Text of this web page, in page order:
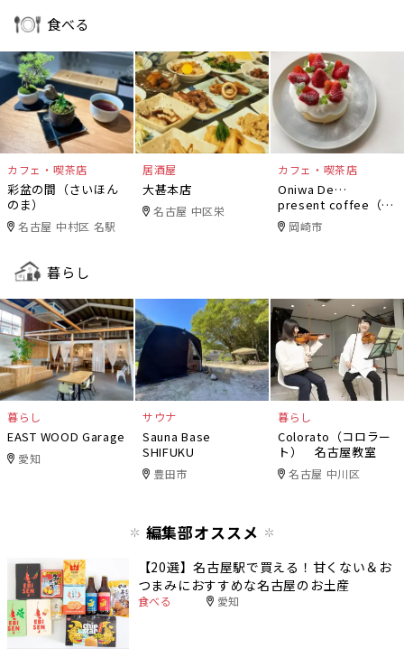
食べる
カフェ・喫茶店
彩盆の間（さいほん
のま）
名古屋 中村区 名駅
居酒屋
大甚本店
名古屋 中区栄
カフェ・喫茶店
Oniwa De…
present coffee（オ
ニワデ）
岡崎市
暮らし
暮らし
EAST WOOD Garage
愛知
サウナ
Sauna Base
SHIFUKU
豊田市
暮らし
Colorato（コロラー
ト） 名古屋教室
名古屋 中川区
編集部オススメ
【20選】名古屋駅で買える！甘くない＆お
つまみにおすすめな名古屋のお土産
食べる 愛知